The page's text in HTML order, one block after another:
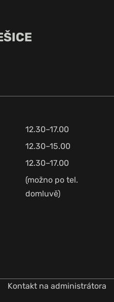
12.30–17.00
12.30–15.00
12.30–17.00
(možno po tel.
domluvě)
Kontakt na administrátora